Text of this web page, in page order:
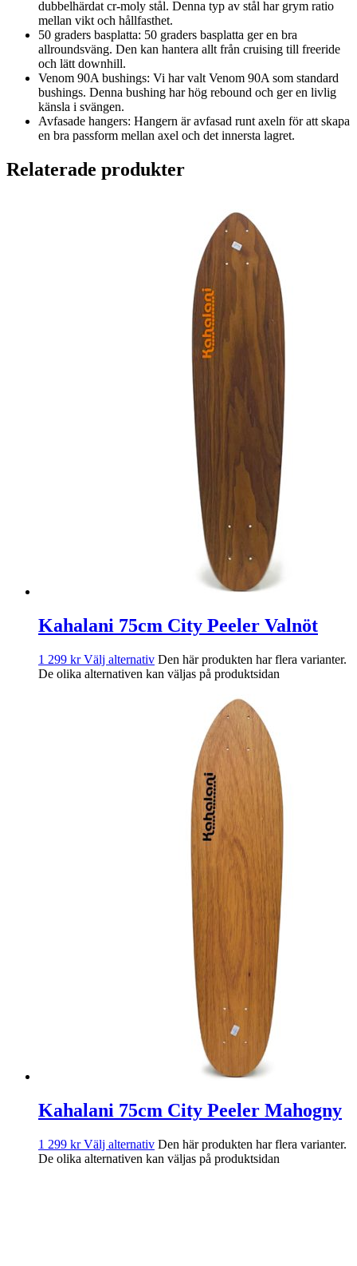
dubbelhärdat cr-moly stål. Denna typ av stål har grym ratio
mellan vikt och hållfasthet.
50 graders basplatta: 50 graders basplatta ger en bra
allroundsväng. Den kan hantera allt från cruising till freeride
och lätt downhill.
Venom 90A bushings: Vi har valt Venom 90A som standard
bushings. Denna bushing har hög rebound och ger en livlig
känsla i svängen.
Avfasade hangers: Hangern är avfasad runt axeln för att skapa
en bra passform mellan axel och det innersta lagret.
Relaterade produkter
Kahalani 75cm City Peeler Valnöt
1 299 kr Välj alternativ Den här produkten har flera varianter.
De olika alternativen kan väljas på produktsidan
Kahalani 75cm City Peeler Mahogny
1 299 kr Välj alternativ Den här produkten har flera varianter.
De olika alternativen kan väljas på produktsidan